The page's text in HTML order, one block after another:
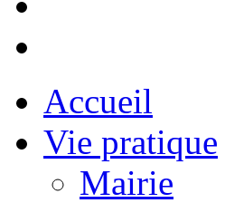
Accueil
Vie pratique
Mairie